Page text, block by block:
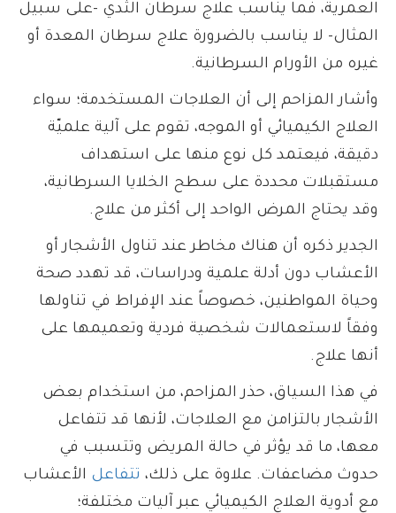
العمرية، فما يناسب علاج سرطان الثدي -على سبيل
المثال- لا يناسب بالضرورة علاج سرطان المعدة أو
غيره من الأورام السرطانية.
وأشار المزاحم إلى أن العلاجات المستخدمة؛ سواء
العلاج الكيميائي أو الموجه، تقوم على آلية علميّة
دقيقة، فيعتمد كل نوع منها على استهداف
مستقبلات محددة على سطح الخلايا السرطانية،
وقد يحتاج المرض الواحد إلى أكثر من علاج.
الجدير ذكره أن هناك مخاطر عند تناول الأشجار أو
الأعشاب دون أدلة علمية ودراسات، قد تهدد صحة
وحياة المواطنين، خصوصاً عند الإفراط في تناولها
وفقاً لاستعمالات شخصية فردية وتعميمها على
أنها علاج.
في هذا السياق، حذر المزاحم، من استخدام بعض
الأشجار بالتزامن مع العلاجات، لأنها قد تتفاعل
معها، ما قد يؤثر في حالة المريض وتتسبب في
حدوث مضاعفات. علاوة على ذلك، تتفاعل الأعشاب
مع أدوية العلاج الكيميائي عبر آليات مختلفة؛